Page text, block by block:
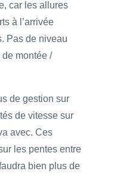
car les allures
à l’arrivée
Pas de niveau
montée /
de gestion sur
de vitesse sur
avec. Ces
les pentes entre
bien plus de